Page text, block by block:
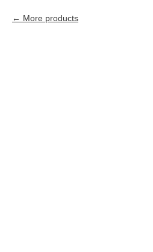
More products